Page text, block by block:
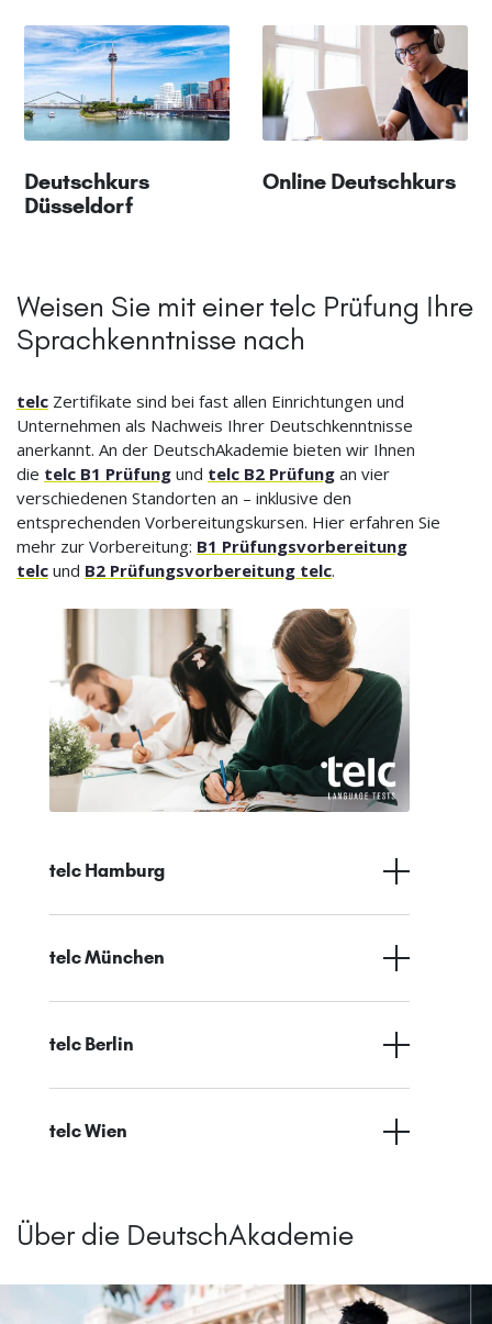
Deutschkurs
Düsseldorf
Online Deutschkurs
Weisen Sie mit einer telc Prüfung Ihre
Sprachkenntnisse nach
telc Zertifikate sind bei fast allen Einrichtungen und
Unternehmen als Nachweis Ihrer Deutschkenntnisse
anerkannt. An der DeutschAkademie bieten wir Ihnen
die telc B1 Prüfung und telc B2 Prüfung an vier
verschiedenen Standorten an – inklusive den
entsprechenden Vorbereitungskursen. Hier erfahren Sie
mehr zur Vorbereitung: B1 Prüfungsvorbereitung
telc und B2 Prüfungsvorbereitung telc.
telc Hamburg
telc München
telc Berlin
telc Wien
Über die DeutschAkademie